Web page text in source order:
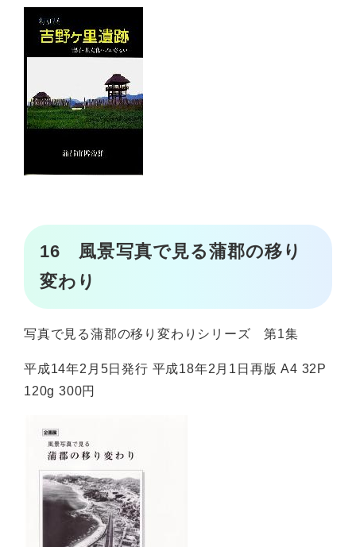
16 風景写真で見る蒲郡の移り
変わり
写真で見る蒲郡の移り変わりシリーズ 第1集
平成14年2月5日発行 平成18年2月1日再版 A4 32P
120g 300円